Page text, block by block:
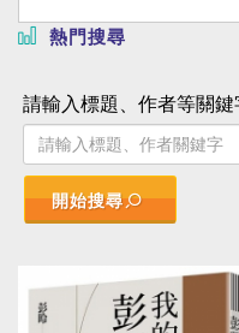
熱門搜尋
請輸入標題、作者等關鍵
開始搜尋